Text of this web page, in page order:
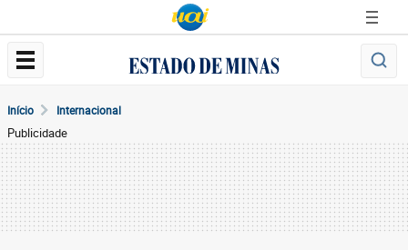
Início Internacional
Publicidade